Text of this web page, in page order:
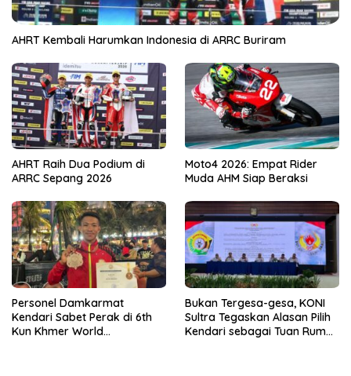
AHRT Kembali Harumkan Indonesia di ARRC Buriram
AHRT Raih Dua Podium di
ARRC Sepang 2026
Moto4 2026: Empat Rider
Muda AHM Siap Beraksi
Personel Damkarmat
Kendari Sabet Perak di 6th
Kun Khmer World
Bukan Tergesa-gesa, KONI
Sultra Tegaskan Alasan Pilih
Kendari sebagai Tuan Rumah